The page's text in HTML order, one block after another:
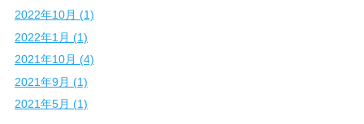
2022年10月 (1)
2022年1月 (1)
2021年10月 (4)
2021年9月 (1)
2021年5月 (1)